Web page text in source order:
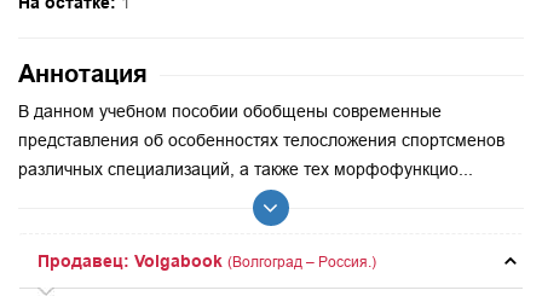
Аннотация
В данном учебном пособии обобщены современные
представления об особенностях телосложения спортсменов
различных специализаций, а также тех морфофункцио...
Продавец: Volgabook (Волгоград – Россия.)